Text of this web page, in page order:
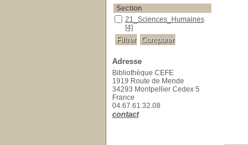
Section
21_Sciences_Humaines
21_Sciences_Humaines
[4]
Adresse
Bibliothèque CEFE
1919 Route de Mende
34293 Montpellier Cedex 5
France
04.67.61.32.08
contact